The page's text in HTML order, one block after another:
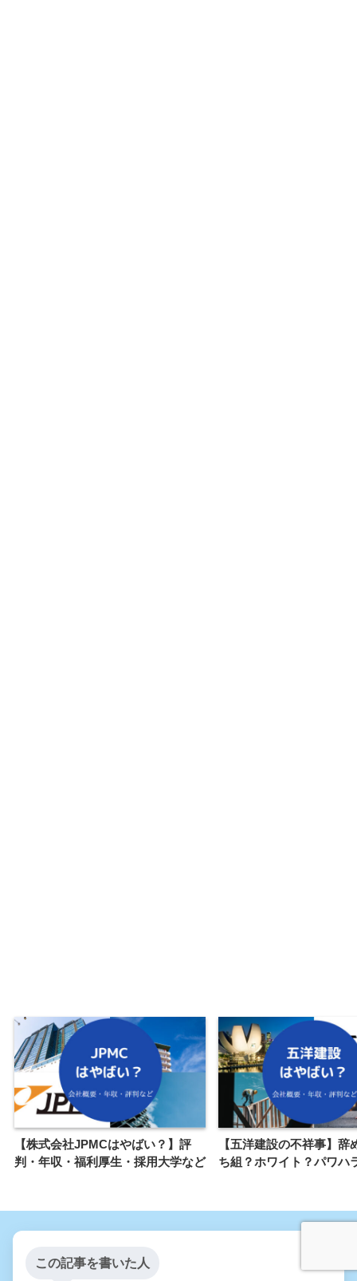
【株式会社JPMCはやばい？】評
判・年収・福利厚生・採用大学など
【五洋建設の不祥事】辞
ち組？ホワイト？パワハ
この記事を書いた人